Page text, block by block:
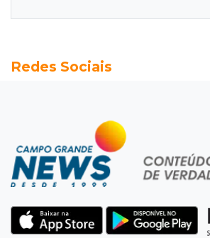
Feira de louças abre com fila e
Locação de caminhões
Operação mira contratos de Três
empresas por corrupção
Túmulos são quebrados e objetos
desaparecem do Cemitério
Redes Sociais